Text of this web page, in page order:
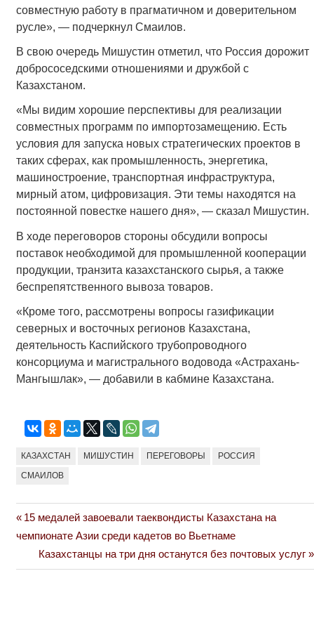
совместную работу в прагматичном и доверительном
русле», — подчеркнул Смаилов.
В свою очередь Мишустин отметил, что Россия дорожит
добрососедскими отношениями и дружбой с
Казахстаном.
«Мы видим хорошие перспективы для реализации
совместных программ по импортозамещению. Есть
условия для запуска новых стратегических проектов в
таких сферах, как промышленность, энергетика,
машиностроение, транспортная инфраструктура,
мирный атом, цифровизация. Эти темы находятся на
постоянной повестке нашего дня», — сказал Мишустин.
В ходе переговоров стороны обсудили вопросы
поставок необходимой для промышленной кооперации
продукции, транзита казахстанского сырья, а также
беспрепятственного вывоза товаров.
«Кроме того, рассмотрены вопросы газификации
северных и восточных регионов Казахстана,
деятельность Каспийского трубопроводного
консорциума и магистрального водовода «Астрахань-
Мангышлак», — добавили в кабмине Казахстана.
КАЗАХСТАН МИШУСТИН ПЕРЕГОВОРЫ РОССИЯ
СМАИЛОВ
Навигация
Previous
Post:
15 медалей завоевали таеквондисты Казахстана на
чемпионате Азии среди кадетов во Вьетнаме
Next
Post:
Казахстанцы на три дня останутся без почтовых услуг